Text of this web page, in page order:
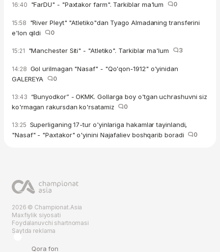
16:40 "FarDU" - "Paxtakor farm". Tarkiblar ma'lum 0
15:58 "River Pleyt" "Atletiko"dan Tyago Almadaning transferini
e'lon qildi
0
15:21 "Manchester Siti" - "Atletiko". Tarkiblar ma'lum 3
14:28 Gol urilmagan "Nasaf" - "Qo'qon-1912" o'yinidan
GALEREYA
0
13:43 “Bunyodkor” - OKMK. Gollarga boy o'tgan uchrashuvni siz
ko'rmagan rakursdan ko'rsatamiz
0
13:25 Superliganing 17-tur o'yinlariga hakamlar tayinlandi,
"Nasaf" - "Paxtakor" o'yinini Najafaliev boshqarib boradi
0
2026 © Championat.Asia
Maxfiylik siyosati
Foydalanuvchi shartnomasi
Saytda reklama
Qora fon